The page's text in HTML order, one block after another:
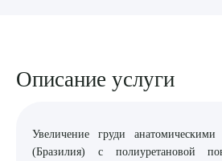
Описание услуги
Увеличение груди
(Бразилия) с полиуретановой